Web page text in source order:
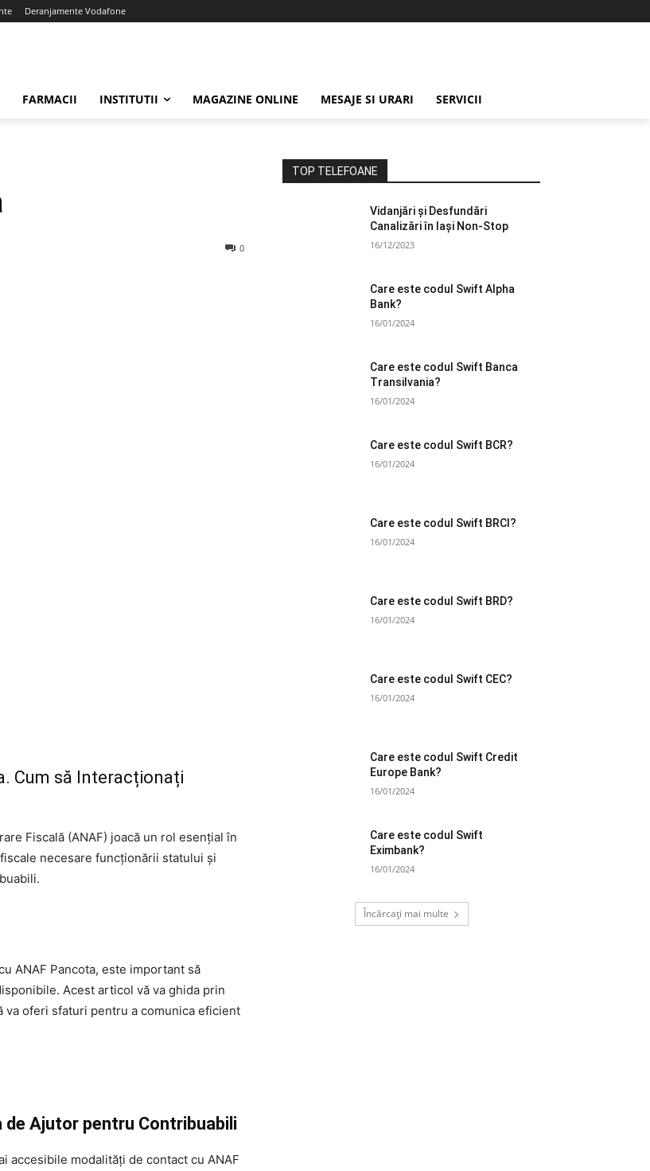
Deranjamente Vodafone
FARMACII INSTITUTII MAGAZINE ONLINE MESAJE SI URARI SERVICII
0
Cum să Interacționați
Fiscală (ANAF) joacă un rol esențial în
necesare funcționării statului și
ANAF Pancota, este important să
Acest articol vă va ghida prin
va oferi sfaturi pentru a comunica eficient
Ajutor pentru Contribuabili
accesibile modalități de contact cu ANAF
TOP TELEFOANE
Vidanjări și Desfundări
Canalizări în Iași Non-Stop
16/12/2023
Care este codul Swift Alpha
Bank?
16/01/2024
Care este codul Swift Banca
Transilvania?
16/01/2024
Care este codul Swift BCR?
16/01/2024
Care este codul Swift BRCI?
16/01/2024
Care este codul Swift BRD?
16/01/2024
Care este codul Swift CEC?
16/01/2024
Care este codul Swift Credit
Europe Bank?
16/01/2024
Care este codul Swift
Eximbank?
16/01/2024
Încărcați mai multe